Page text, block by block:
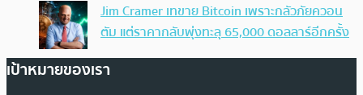
Jim Cramer เทขาย Bitcoin เพราะกลัวภัยควอน
ตัม แต่ราคากลับพุ่งทะลุ 65,000 ดอลลาร์อีกครั้ง
เป้าหมายของเรา